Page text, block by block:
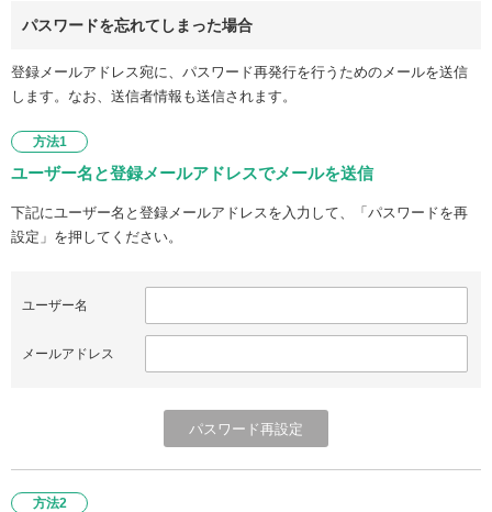
パスワードを忘れてしまった場合
登録メールアドレス宛に、パスワード再発行を行うためのメールを送信
します。なお、送信者情報も送信されます。
方法1
ユーザー名と登録メールアドレスでメールを送信
下記にユーザー名と登録メールアドレスを入力して、「パスワードを再
設定」を押してください。
ユーザー名
メールアドレス
方法2